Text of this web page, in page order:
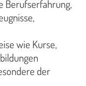
Berufserfahrung,
wie Kurse,
der